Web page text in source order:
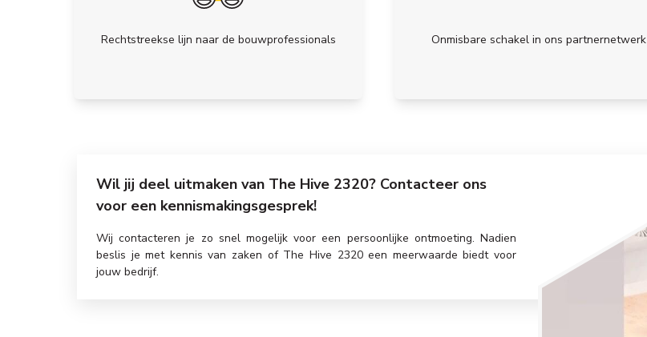
Rechtstreekse lijn naar de bouwprofessionals Onmisbare schakel in ons partnernetwerk
Wil jij deel uitmaken van The Hive 2320? Contacteer ons
voor een kennismakingsgesprek!
Wij contacteren je zo snel mogelijk voor een persoonlijke ontmoeting. Nadien
beslis je met kennis van zaken of The Hive 2320 een meerwaarde biedt voor
jouw bedrijf.